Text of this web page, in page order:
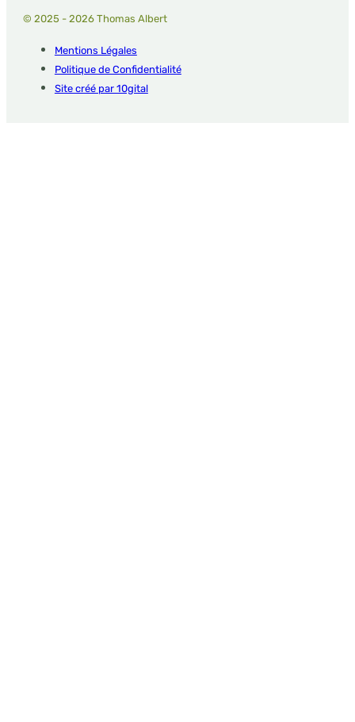
© 2025 - 2026 Thomas Albert
Mentions Légales
Politique de Confidentialité
Site créé par 10gital